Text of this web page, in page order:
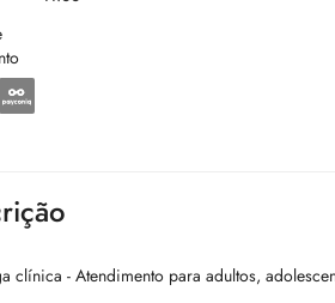
clínica - Atendimento para adultos,